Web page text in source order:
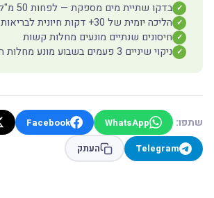
✓ בדקו שתיית מים מספקת — לפחות 50 מ"ל לכל ק"ג ביום
✓ הליכה יומית של 30+ דקות חיונית לבריאות ולנפש
✓ חיסונים שנתיים מונעים מחלות קשות
✓ ניקוי שיניים 3 פעמים בשבוע מונע מחלות חניכיים
שתפו: WhatsApp
Facebook
Telegram
העתק